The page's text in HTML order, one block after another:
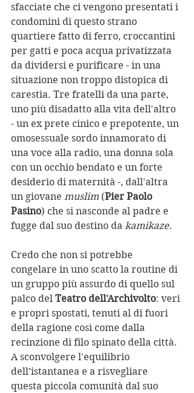
sfacciate che ci vengono presentati i
condomini di questo strano
quartiere fatto di ferro, croccantini
per gatti e poca acqua privatizzata
da dividersi e purificare - in una
situazione non troppo distopica di
carestia. Tre fratelli da una parte,
uno più disadatto alla vita dell'altro
- un ex prete cinico e prepotente, un
omosessuale sordo innamorato di
una voce alla radio, una donna sola
con un occhio bendato e un forte
desiderio di maternità -, dall'altra
un giovane muslim (Pier Paolo
Pasino) che si nasconde al padre e
fugge dal suo destino da kamikaze.
Credo che non si potrebbe
congelare in uno scatto la routine di
un gruppo più assurdo di quello sul
palco del Teatro dell'Archivolto: veri
e propri spostati, tenuti al di fuori
della ragione così come dalla
recinzione di filo spinato della città.
A sconvolgere l'equilibrio
dell’istantanea e a risvegliare
questa piccola comunità dal suo